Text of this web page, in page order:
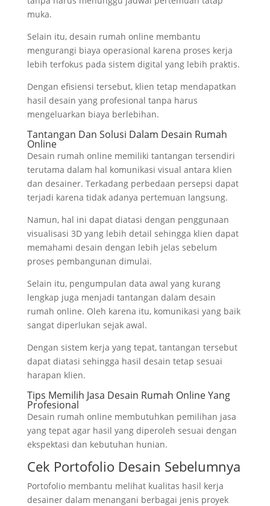
muka.
Selain itu, desain rumah online membantu
mengurangi biaya operasional karena proses kerja
lebih terfokus pada sistem digital yang lebih praktis.
Dengan efisiensi tersebut, klien tetap mendapatkan
hasil desain yang profesional tanpa harus
mengeluarkan biaya berlebihan.
Tantangan Dan Solusi Dalam Desain Rumah
Online
Desain rumah online memiliki tantangan tersendiri
terutama dalam hal komunikasi visual antara klien
dan desainer. Terkadang perbedaan persepsi dapat
terjadi karena tidak adanya pertemuan langsung.
Namun, hal ini dapat diatasi dengan penggunaan
visualisasi 3D yang lebih detail sehingga klien dapat
memahami desain dengan lebih jelas sebelum
proses pembangunan dimulai.
Selain itu, pengumpulan data awal yang kurang
lengkap juga menjadi tantangan dalam desain
rumah online. Oleh karena itu, komunikasi yang baik
sangat diperlukan sejak awal.
Dengan sistem kerja yang tepat, tantangan tersebut
dapat diatasi sehingga hasil desain tetap sesuai
harapan klien.
Tips Memilih Jasa Desain Rumah Online Yang
Profesional
Desain rumah online membutuhkan pemilihan jasa
yang tepat agar hasil yang diperoleh sesuai dengan
ekspektasi dan kebutuhan hunian.
Cek Portofolio Desain Sebelumnya
Portofolio membantu melihat kualitas hasil kerja
desainer dalam menangani berbagai jenis proyek